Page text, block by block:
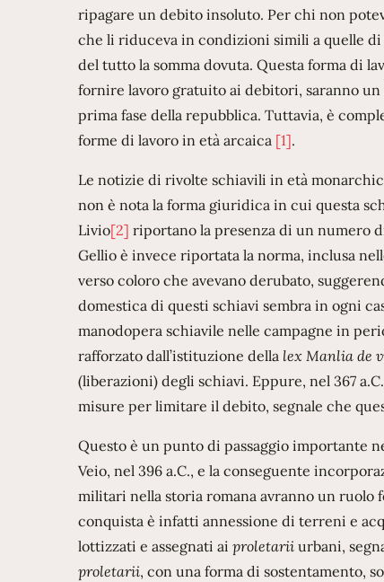
ripagare un debito insoluto. Per chi non
che li riduceva in condizioni simili a quelle
del tutto la somma dovuta. Questa forma di
fornire lavoro gratuito ai debitori, saranno
prima fase della repubblica. Tuttavia, è
forme di lavoro in età arcaica [1].
Le notizie di rivolte schiavili in età
non è nota la forma giuridica in cui questa
Livio[2] riportano la presenza di un numero
Gellio è invece riportata la norma, inclusa
verso coloro che avevano derubato,
domestica di questi schiavi sembra in ogni
manodopera schiavile nelle campagne in
rafforzato dall’istituzione della lex Manlia de
(liberazioni) degli schiavi. Eppure, nel 367
misure per limitare il debito, segnale che
Questo è un punto di passaggio importante
Veio, nel 396 a.C., e la conseguente
militari nella storia romana avranno un ruolo
conquista è infatti annessione di terreni e
lottizzati e assegnati ai proletarii urbani,
proletarii, con una forma di sostentamento,